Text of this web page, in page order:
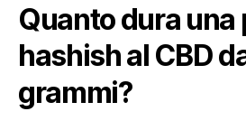
Quanto dura una
hashish al CBD
grammi?